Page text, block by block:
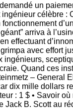
un
célèbre
arriva à
effectuant
avec effort
Quand ces
– General
dix mille dollars
: 1 $ • Savoir
Jack B. Scott au